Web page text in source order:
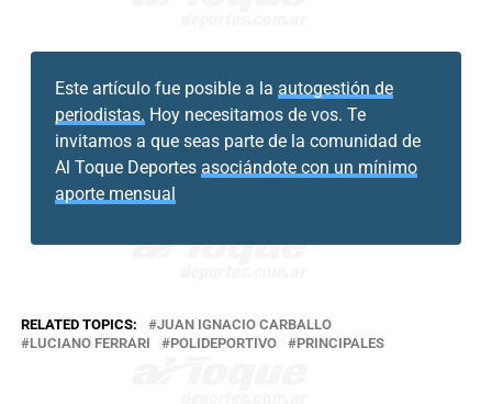
Este artículo fue posible a la autogestión de
periodistas. Hoy necesitamos de vos. Te
invitamos a que seas parte de la comunidad de
Al Toque Deportes asociándote con un mínimo
aporte mensual
RELATED TOPICS:
JUAN IGNACIO CARBALLO
LUCIANO FERRARI
POLIDEPORTIVO PRINCIPALES